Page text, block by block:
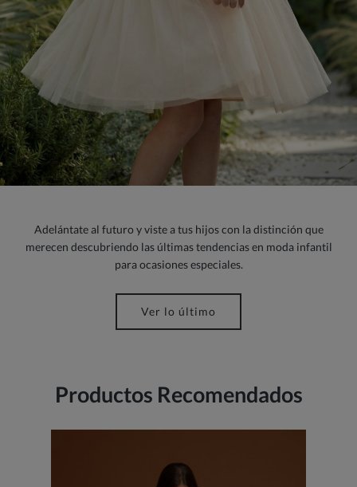
Adelántate al futuro y viste a tus hijos con la distinción que
merecen descubriendo las últimas tendencias en moda infantil
para ocasiones especiales.
Ver lo último
Productos Recomendados